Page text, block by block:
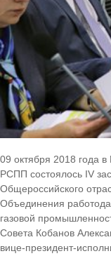
09 октября 2018 года
РСПП состоялось IV
Общероссийского
Объединения
газовой
Совета Кобанов
вице-президент-